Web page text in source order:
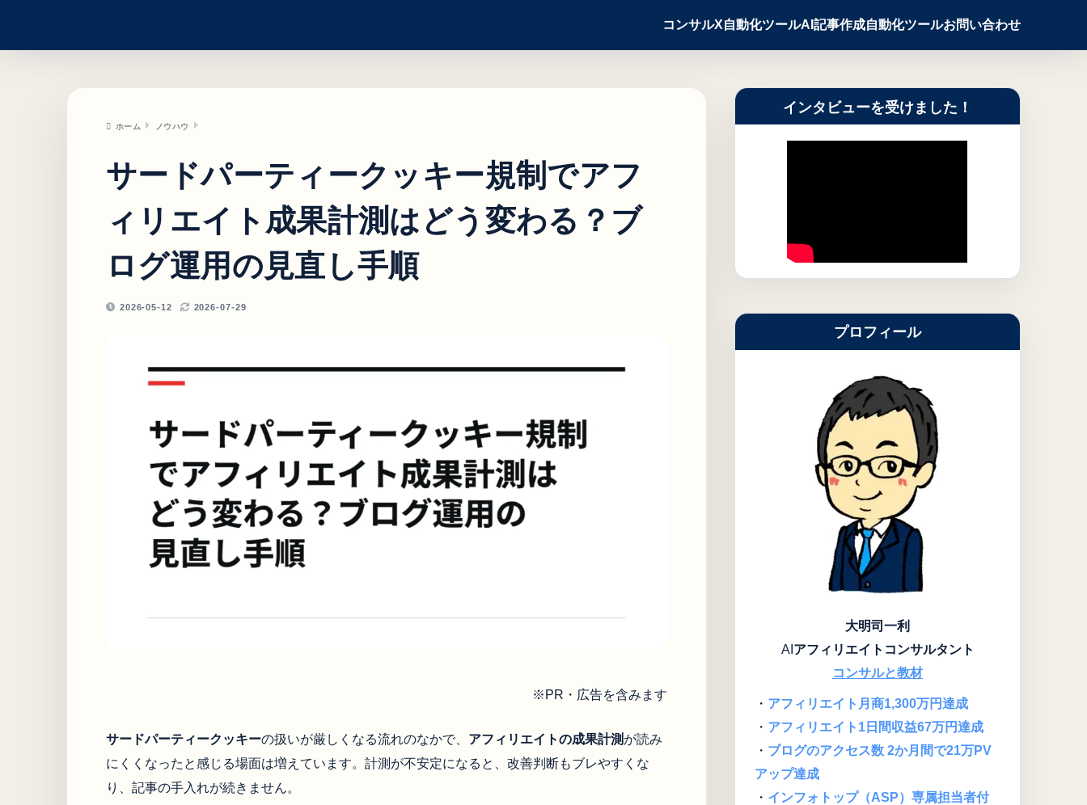
コンサルX自動化ツールAI記事作成自動化ツールお問い合わせ
ホーム ノウハウ
サードパーティークッキー規制でアフ
ィリエイト成果計測はどう変わる？ブ
ログ運用の見直し手順
2026-05-12 2026-07-29
※PR・広告を含みます
サードパーティークッキーの扱いが厳しくなる流れのなかで、 アフィリエイトの成果計測 が読み
にくくなったと感じる場面は増えています。計測が不安定になると、改善判断もブレやすくな
り、記事の手入れが続きません。
インタビューを受けました！
プロフィール
大明司一利
AI アフィリエイトコンサルタント
コンサルと教材
・ アフィリエイト月商1,300万円達成
・ アフィリエイト1日間収益67万円達成
・ ブログのアクセス数 2か月間で21万PV
アップ達成
・ インフォトップ（ASP）専属担当者付